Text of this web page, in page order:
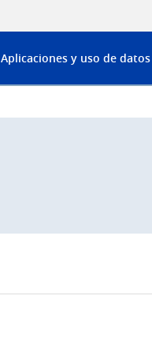
Aplicaciones y uso de datos